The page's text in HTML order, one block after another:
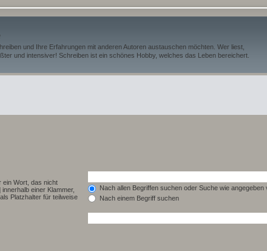
und Ihre Erfahrungen mit anderen Autoren austauschen möchten. Wer liest,
und intensiver! Schreiben ist ein schönes Hobby, welches das Leben bereichert.
ein Wort, das nicht
| innerhalb einer Klammer,
Platzhalter für teilweise
Nach allen Begriffen suchen oder Suche wie angegeben
Nach einem Begriff suchen